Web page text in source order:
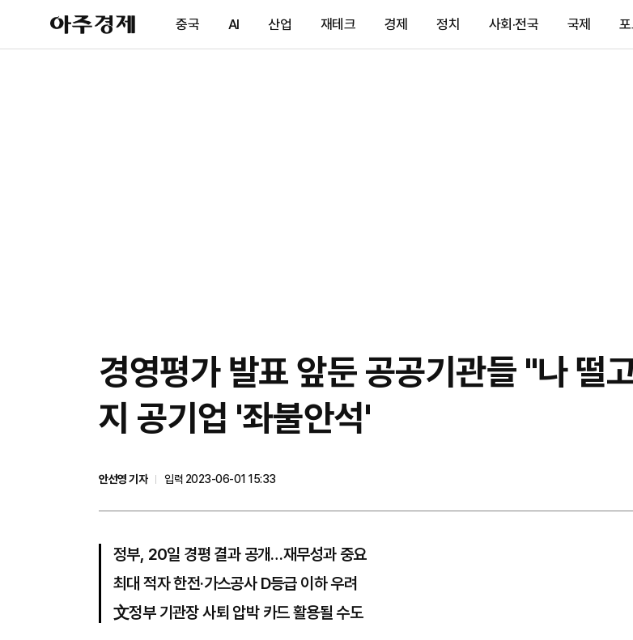
아
주
제
중국 AI 산업 재테크 경제 정치 사회·전국 국제
경영평가 발표 앞둔 공공기관들 "나 떨
지 공기업 '좌불안석'
안선영 기자
입력 2023-06-01 15:33
정부, 20일 경평 결과 공개…재무성과 중요
최대 적자 한전·가스공사 D등급 이하 우려
文정부 기관장 사퇴 압박 카드 활용될 수도